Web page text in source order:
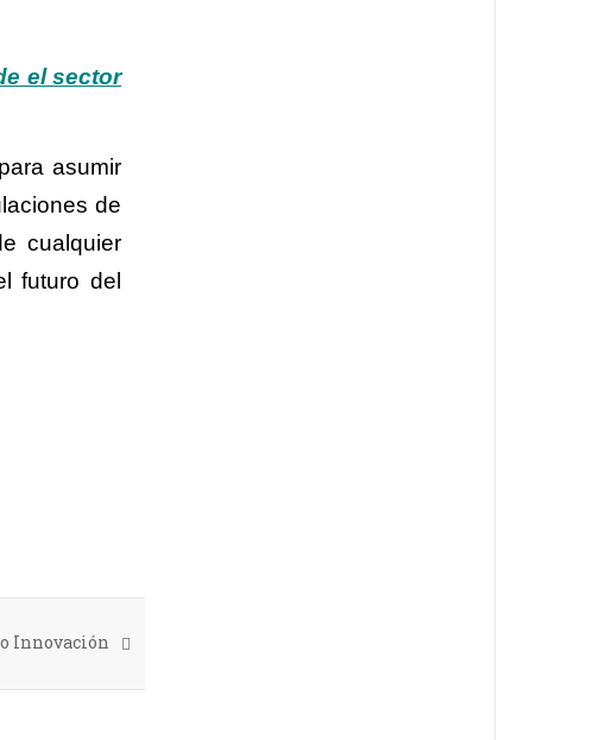
el sector
asumir
de
cualquier
futuro del
Innovación